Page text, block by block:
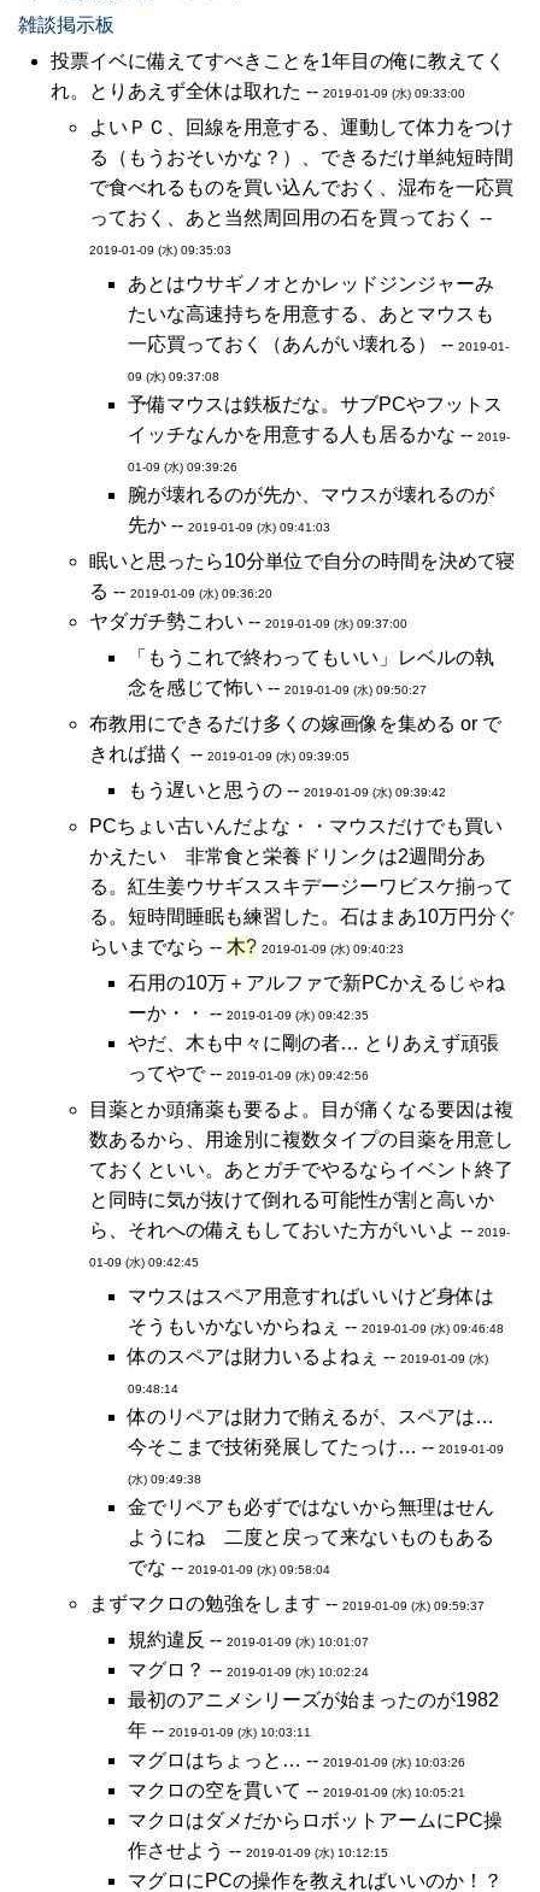
雑談掲示板
投票イベに備えてすべきことを1年目の俺に教えてく
れ。とりあえず全休は取れた -- 2019-01-09 (水) 09:33:00
よいＰＣ、回線を用意する、運動して体力をつけ
る（もうおそいかな？）、できるだけ単純短時間
で食べれるものを買い込んでおく、湿布を一応買
っておく、あと当然周回用の石を買っておく --
2019-01-09 (水) 09:35:03
あとはウサギノオとかレッドジンジャーみ
たいな高速持ちを用意する、あとマウスも
一応買っておく（あんがい壊れる） -- 2019-01-
09 (水) 09:37:08
予備マウスは鉄板だな。サブPCやフットス
イッチなんかを用意する人も居るかな -- 2019-
01-09 (水) 09:39:26
腕が壊れるのが先か、マウスが壊れるのが
先か -- 2019-01-09 (水) 09:41:03
眠いと思ったら10分単位で自分の時間を決めて寝
る -- 2019-01-09 (水) 09:36:20
ヤダガチ勢こわい -- 2019-01-09 (水) 09:37:00
「もうこれで終わってもいい」レベルの執
念を感じて怖い -- 2019-01-09 (水) 09:50:27
布教用にできるだけ多くの嫁画像を集める or で
きれば描く -- 2019-01-09 (水) 09:39:05
もう遅いと思うの -- 2019-01-09 (水) 09:39:42
PCちょい古いんだよな・・マウスだけでも買い
かえたい 非常食と栄養ドリンクは2週間分あ
る。紅生姜ウサギススキデージーワビスケ揃って
る。短時間睡眠も練習した。石はまあ10万円分ぐ
らいまでなら -- 木? 2019-01-09 (水) 09:40:23
石用の10万＋アルファで新PCかえるじゃね
ーか・・ -- 2019-01-09 (水) 09:42:35
やだ、木も中々に剛の者… とりあえず頑張
ってやで -- 2019-01-09 (水) 09:42:56
目薬とか頭痛薬も要るよ。目が痛くなる要因は複
数あるから、用途別に複数タイプの目薬を用意し
ておくといい。あとガチでやるならイベント終了
と同時に気が抜けて倒れる可能性が割と高いか
ら、それへの備えもしておいた方がいいよ -- 2019-
01-09 (水) 09:42:45
マウスはスペア用意すればいいけど身体は
そうもいかないからねぇ -- 2019-01-09 (水) 09:46:48
体のスペアは財力いるよねぇ -- 2019-01-09 (水)
09:48:14
体のリペアは財力で賄えるが、スペアは…
今そこまで技術発展してたっけ… -- 2019-01-09
(水) 09:49:38
金でリペアも必ずではないから無理はせん
ようにね 二度と戻って来ないものもある
でな -- 2019-01-09 (水) 09:58:04
まずマクロの勉強をします -- 2019-01-09 (水) 09:59:37
規約違反 -- 2019-01-09 (水) 10:01:07
マグロ？ -- 2019-01-09 (水) 10:02:24
最初のアニメシリーズが始まったのが1982
年 -- 2019-01-09 (水) 10:03:11
マグロはちょっと… -- 2019-01-09 (水) 10:03:26
マクロの空を貫いて -- 2019-01-09 (水) 10:05:21
マクロはダメだからロボットアームにPC操
作させよう -- 2019-01-09 (水) 10:12:15
マグロにPCの操作を教えればいいのか！？